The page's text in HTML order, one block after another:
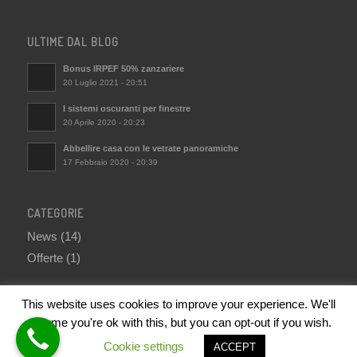
ULTIME DAL BLOG
Bonus IRPEF 50% zanzariere
20 Luglio 2021 - 20:51
I sistemi oscuranti per finestre
20 Aprile 2020 - 20:23
Abbellire casa con le vetrate panoramiche
17 Febbraio 2020 - 20:39
CATEGORIE
News (14)
Offerte(1)
© Copyright 2019 - M.A.S. Srl | P. IVA 01446590620Powered by ElioWeb
This website uses cookies to improve your experience. We'll
assume you're ok with this, but you can opt-out if you wish.
Cookie settings
ACCEPT